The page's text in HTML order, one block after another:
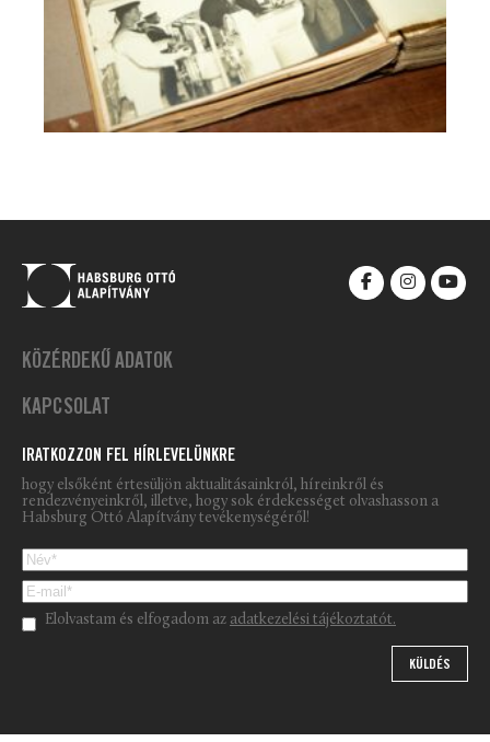
KÖZÉRDEKŰ ADATOK
KAPCSOLAT
IRATKOZZON FEL HÍRLEVELÜNKRE
hogy elsőként értesüljön aktualitásainkról, híreinkről és
rendezvényeinkről, illetve, hogy sok érdekességet olvashasson a
Habsburg Ottó Alapítvány tevékenységéről!
Please leave this field empty.
Elolvastam és elfogadom az adatkezelési tájékoztatót.